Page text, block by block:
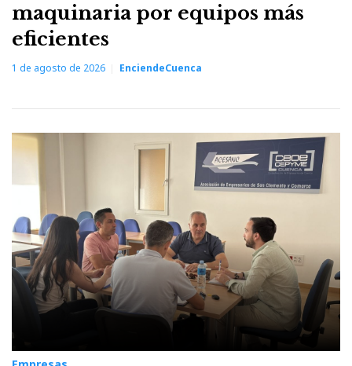
maquinaria por equipos más
eficientes
1 de agosto de 2026 EnciendeCuenca